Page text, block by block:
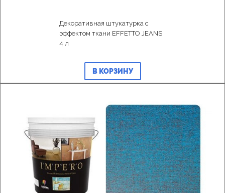
Декоративная штукатурка с
эффектом ткани EFFETTO JEANS
4 л
В КОРЗИНУ